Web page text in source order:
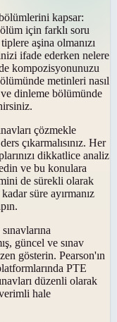
kapsar:
için farklı soru
aşina olmanızı
ifade ederken nelere
kompozisyonunuzu
metinleri nasıl
dinleme bölümünde
çözmekle
çıkarmalısınız. Her
dikkatlice analiz
ve bu konulara
de sürekli olarak
süre ayırmanız
güncel ve sınav
gösterin. Pearson'ın
PTE
düzenli olarak
hale